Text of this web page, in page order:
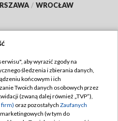
/ WROCŁAW
TVP
TVP
prywatności
aby wyrazić zgody na
śledzenia i zbierania danych,
końcowym i ich
Twoich danych osobowych przez
(zwaną dalej również „TVP”),
firm) oraz pozostałych Zaufanych
(w tym do